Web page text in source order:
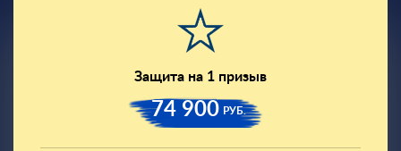
Защита на 1 призыв
74 900 РУБ.